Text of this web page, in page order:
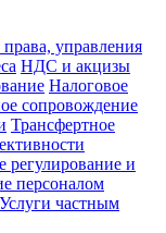
управления
НДС и акцизы
Налоговое
сопровождение
Трансфертное
регулирование и
персоналом
Услуги частным